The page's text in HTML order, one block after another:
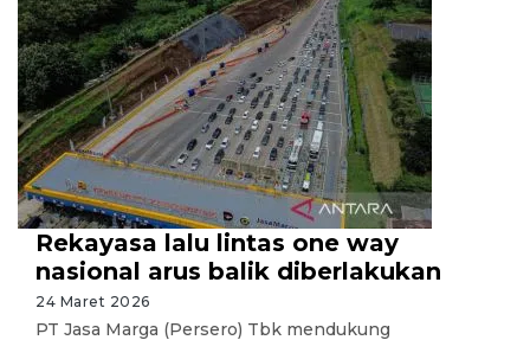
Rekayasa lalu lintas one way
nasional arus balik diberlakukan
24 Maret 2026
PT Jasa Marga (Persero) Tbk mendukung